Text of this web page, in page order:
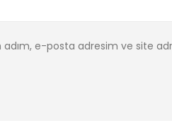
adım, e-posta adresim ve site